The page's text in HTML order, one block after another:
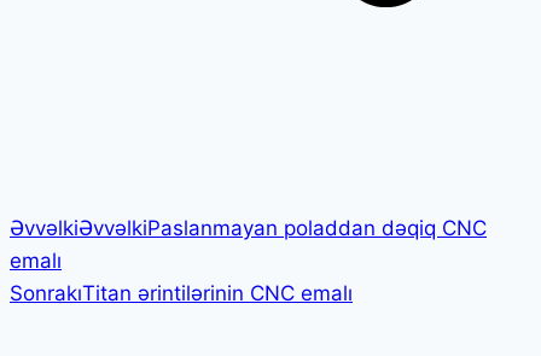
ƏvvəlkiƏvvəlkiPaslanmayan poladdan dəqiq CNC
emalı
SonrakıTitan ərintilərinin CNC emalı